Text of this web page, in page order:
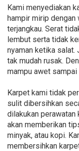
Kami menyediakan
hampir mirip
terjangkau. Serat
lembut serta tidak
nyaman ketika salat.
tak mudah rusak.
mampu awet sampai
Karpet kami tidak
sulit dibersihkan
dilakukan
akan memberikan
minyak, atau kopi.
membersihkan